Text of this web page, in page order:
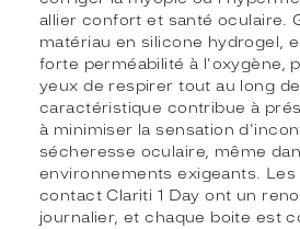
allier confort et santé oculaire.
matériau en silicone hydrogel,
forte perméabilité à l'oxygène,
yeux de respirer tout au long
caractéristique contribue à
à minimiser la sensation
sécheresse oculaire, même
environnements exigeants. Les
contact Clariti 1 Day ont un
journalier, et chaque boite est